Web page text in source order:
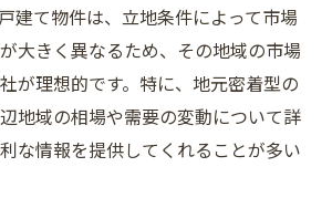
建て物件は、立地条件によって市場
大きく異なるため、その地域の市場
が理想的です。特に、地元密着型の
地域の相場や需要の変動について詳
な情報を提供してくれることが多い